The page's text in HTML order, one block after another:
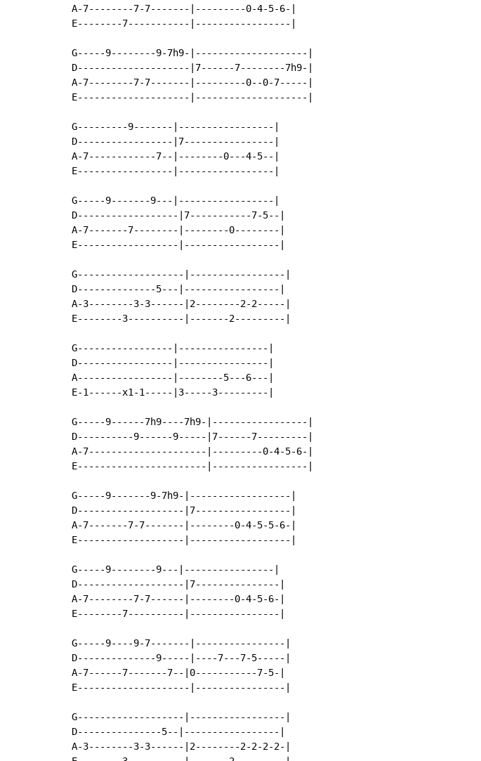
A-7--------7-7-------|---------0-4-5-6-|
E--------7-----------|-----------------|
G-----9--------9-7h9-|--------------------|
D--------------------|7------7--------7h9-|
A-7--------7-7-------|---------0--0-7-----|
E--------------------|--------------------|
G---------9-------|-----------------|
D-----------------|7----------------|
A-7------------7--|--------0---4-5--|
E-----------------|-----------------|
G-----9-------9---|-----------------|
D------------------|7-----------7-5--|
A-7-------7--------|--------0--------|
E------------------|-----------------|
G-------------------|-----------------|
D--------------5---|-----------------|
A-3--------3-3------|2--------2-2-----|
E--------3----------|-------2---------|
G-----------------|----------------|
D-----------------|----------------|
A-----------------|--------5---6---|
E-1------x1-1-----|3-----3---------|
G-----9------7h9----7h9-|-----------------|
D----------9------9-----|7------7---------|
A-7---------------------|---------0-4-5-6-|
E-----------------------|-----------------|
G-----9-------9-7h9-|------------------|
D-------------------|7-----------------|
A-7-------7-7-------|--------0-4-5-5-6-|
E-------------------|------------------|
G-----9--------9---|----------------|
D-------------------|7---------------|
A-7--------7-7------|--------0-4-5-6-|
E--------7----------|----------------|
G-----9----9-7-------|----------------|
D--------------9-----|----7---7-5-----|
A-7------7-------7--|0-----------7-5-|
E--------------------|----------------|
G-------------------|-----------------|
D---------------5--|-----------------|
A-3--------3-3------|2--------2-2-2-2-|